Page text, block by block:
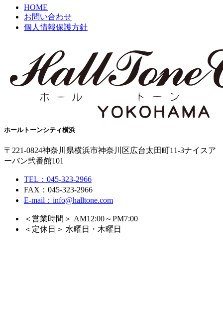
HOME
お問い合わせ
個人情報保護方針
ホールトーンシティ横浜
〒221-0824神奈川県横浜市神奈川区広台太田町11-3ナイスア
ーバン弐番館101
TEL：045-323-2966
FAX：045-323-2966
E-mail：info@halltone.com
＜営業時間＞ AM12:00～PM7:00
＜定休日＞ 水曜日・木曜日